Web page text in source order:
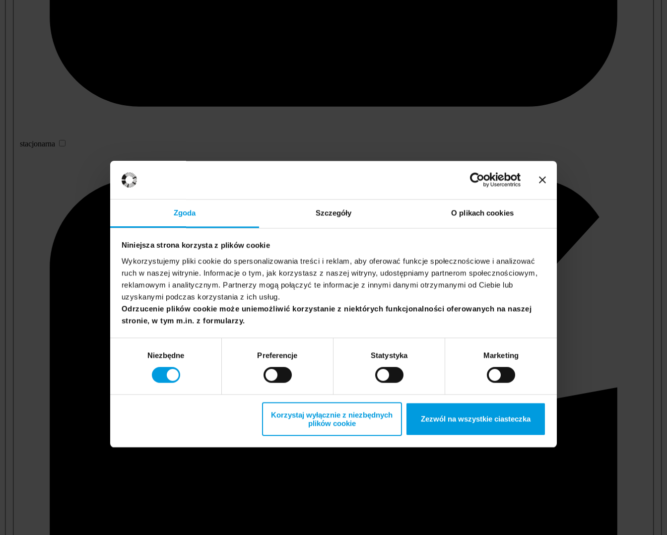
Zgoda Szczegóły O plikach cookies
Niniejsza strona korzysta z plików cookie
Wykorzystujemy pliki cookie do spersonalizowania treści i reklam, aby oferować funkcje społecznościowe i analizować
ruch w naszej witrynie. Informacje o tym, jak korzystasz z naszej witryny, udostępniamy partnerom społecznościowym,
reklamowym i analitycznym. Partnerzy mogą połączyć te informacje z innymi danymi otrzymanymi od Ciebie lub
uzyskanymi podczas korzystania z ich usług.
Odrzucenie plików cookie może uniemożliwić korzystanie z niektórych funkcjonalności oferowanych na naszej
stronie, w tym m.in. z formularzy.
Niezbędne Preferencje Statystyka Marketing
Korzystaj wyłącznie z niezbędnych
plików cookie
Zezwól na wszystkie ciasteczka
stacjonarna